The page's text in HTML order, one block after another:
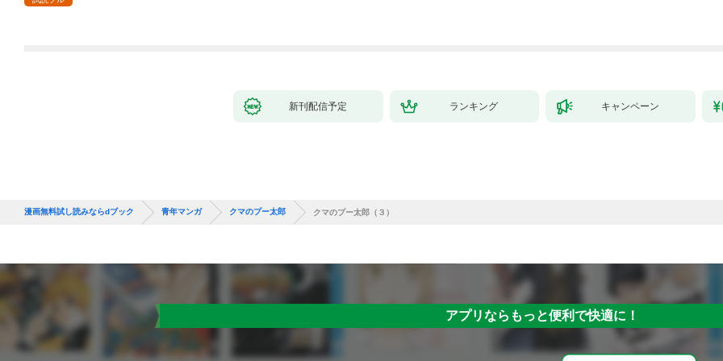
新刊配信予定 ランキング キャンペーン
漫画無料試し読みならdブック 青年マンガ クマのプー太郎 クマのプー太郎（３）
アプリならもっと便利で快適に！